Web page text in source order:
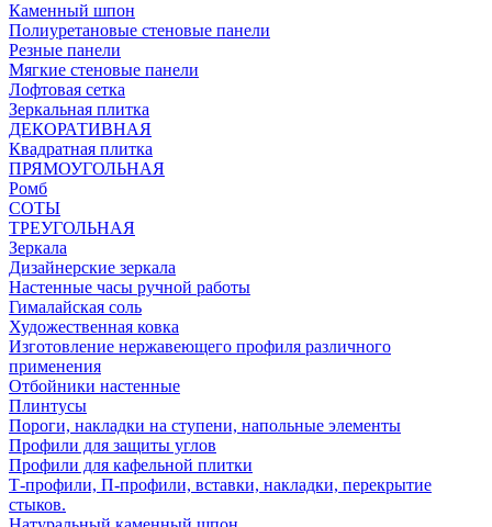
Каменный шпон
Полиуретановые стеновые панели
Резные панели
Мягкие стеновые панели
Лофтовая сетка
Зеркальная плитка
ДЕКОРАТИВНАЯ
Квадратная плитка
ПРЯМОУГОЛЬНАЯ
Ромб
СОТЫ
ТРЕУГОЛЬНАЯ
Зеркала
Дизайнерские зеркала
Настенные часы ручной работы
Гималайская соль
Художественная ковка
Изготовление нержавеющего профиля различного
применения
Отбойники настенные
Плинтусы
Пороги, накладки на ступени, напольные элементы
Профили для защиты углов
Профили для кафельной плитки
Т-профили, П-профили, вставки, накладки, перекрытие
стыков.